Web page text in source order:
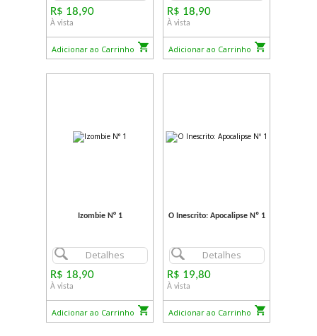
R$ 18,90
À vista
Adicionar ao Carrinho
R$ 18,90
À vista
Adicionar ao Carrinho
Izombie N° 1
Detalhes
R$ 18,90
À vista
Adicionar ao Carrinho
O Inescrito: Apocalipse Nº 1
Detalhes
R$ 19,80
À vista
Adicionar ao Carrinho